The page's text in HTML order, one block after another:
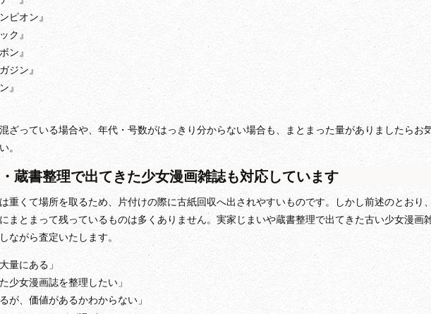
ピオン』
ク』
ン』
ジン』
』
ざっている場合や、年代・号数がはっきり分からない場合も、まとまった量がありましたらお
。
蔵書整理で出てきた少女漫画雑誌も対応しています
重くて場所を取るため、片付けの際に古紙回収へ出されやすいものです。しかし前述のとおり
まとまって残っているものは多くありません。実家じまいや蔵書整理で出てきた古い少女漫画
ながら査定いたします。
量にある」
少女漫画誌を整理したい」
が、価値があるかわからない」